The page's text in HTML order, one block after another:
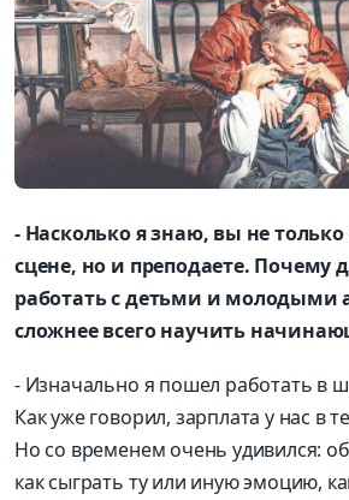
- Насколько я знаю, вы не
сцене, но и преподаете. Почему
работать с детьми и молодыми
сложнее всего научить
- Изначально я пошел работать в
Как уже говорил, зарплата у нас в
Но со временем очень удивился:
как сыграть ту или иную эмоцию,